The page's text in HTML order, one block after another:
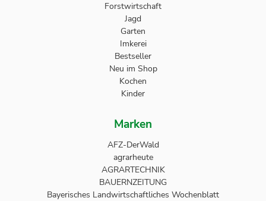
Forstwirtschaft
Jagd
Garten
Imkerei
Bestseller
Neu im Shop
Kochen
Kinder
Marken
AFZ-DerWald
agrarheute
AGRARTECHNIK
BAUERNZEITUNG
Bayerisches Landwirtschaftliches Wochenblatt